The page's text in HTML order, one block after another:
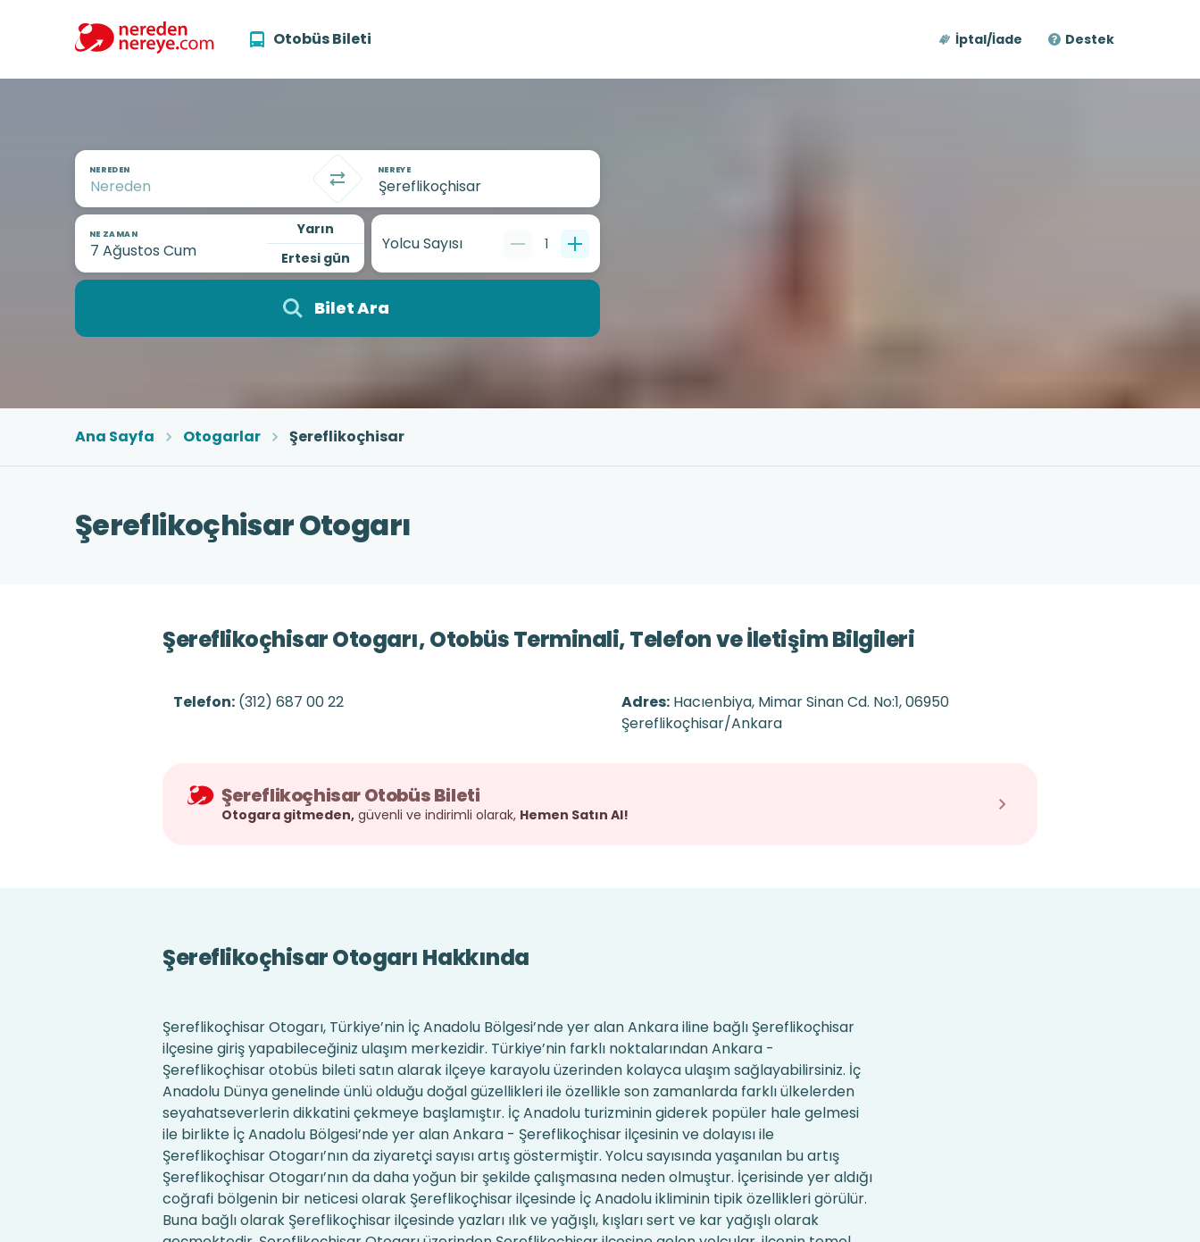
Otobüs Bileti İptal/İade Destek
NEREDEN NEREYE
NE ZAMAN
Yarın
Ertesi gün
Yolcu Sayısı 1
Bilet Ara
Ana Sayfa Otogarlar Şereflikoçhisar
Şereflikoçhisar Otogarı
Şereflikoçhisar Otogarı, Otobüs Terminali, Telefon ve İletişim Bilgileri
Telefon: (312) 687 00 22 Adres: Hacıenbiya, Mimar Sinan Cd. No:1, 06950
Şereflikoçhisar/Ankara
Şereflikoçhisar Otobüs Bileti
Otogara gitmeden,güvenli ve indirimli olarak, Hemen Satın Al!
Şereflikoçhisar Otogarı Hakkında
Şereflikoçhisar Otogarı, Türkiye’nin İç Anadolu Bölgesi’nde yer alan Ankara iline bağlı Şereflikoçhisar
ilçesine giriş yapabileceğiniz ulaşım merkezidir. Türkiye’nin farklı noktalarından Ankara -
Şereflikoçhisar otobüs bileti satın alarak ilçeye karayolu üzerinden kolayca ulaşım sağlayabilirsiniz. İç
Anadolu Dünya genelinde ünlü olduğu doğal güzellikleri ile özellikle son zamanlarda farklı ülkelerden
seyahatseverlerin dikkatini çekmeye başlamıştır. İç Anadolu turizminin giderek popüler hale gelmesi
ile birlikte İç Anadolu Bölgesi’nde yer alan Ankara - Şereflikoçhisar ilçesinin ve dolayısı ile
Şereflikoçhisar Otogarı’nın da ziyaretçi sayısı artış göstermiştir. Yolcu sayısında yaşanılan bu artış
Şereflikoçhisar Otogarı’nın da daha yoğun bir şekilde çalışmasına neden olmuştur. İçerisinde yer aldığı
coğrafi bölgenin bir neticesi olarak Şereflikoçhisar ilçesinde İç Anadolu ikliminin tipik özellikleri görülür.
Buna bağlı olarak Şereflikoçhisar ilçesinde yazları ılık ve yağışlı, kışları sert ve kar yağışlı olarak